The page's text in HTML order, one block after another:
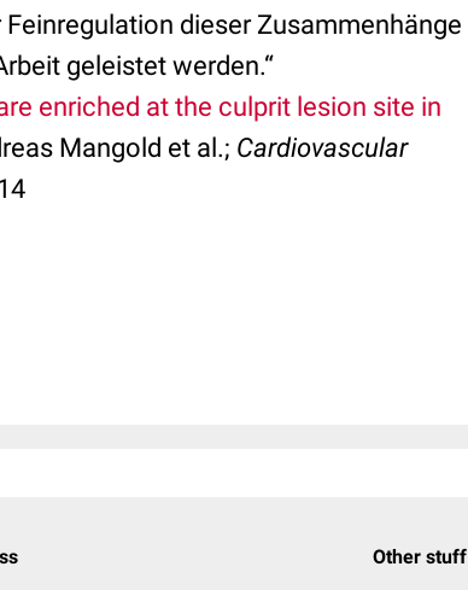
dieser Zusammenhänge
geleistet werden.“
enriched at the culprit lesion site in
Mangold et al.; Cardiovascular
Other stuff